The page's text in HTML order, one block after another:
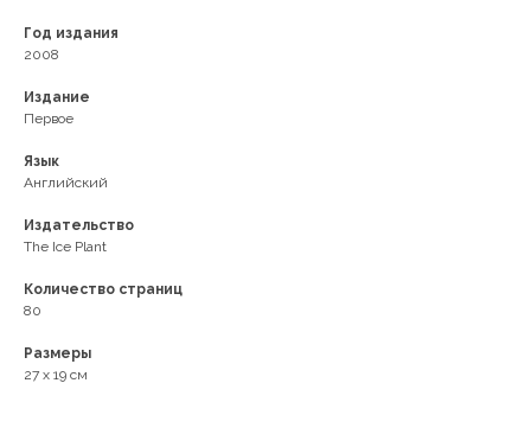
Год издания
2008
Издание
Первое
Язык
Английский
Издательство
The Ice Plant
Количество страниц
80
Размеры
27 x 19 см